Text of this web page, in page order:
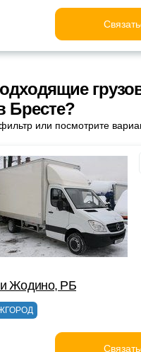
Бресте?
или посмотрите
Жодино, РБ